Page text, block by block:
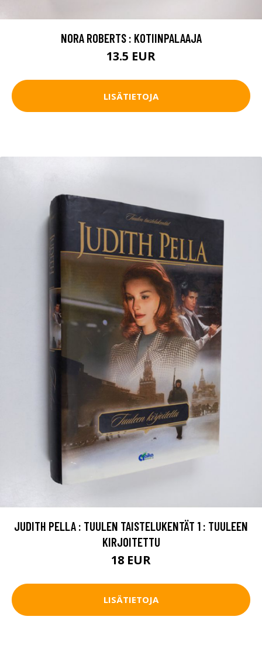
NORA ROBERTS : KOTIINPALAAJA
13.5 EUR
LISÄTIETOJA
JUDITH PELLA : TUULEN TAISTELUKENTÄT 1 : TUULEEN
KIRJOITETTU
18 EUR
LISÄTIETOJA